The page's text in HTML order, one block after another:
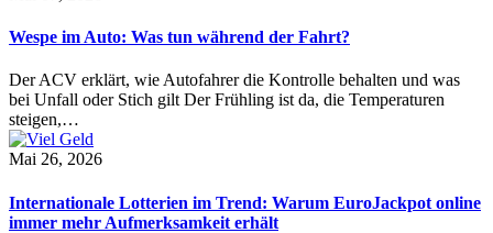
Wespe im Auto: Was tun während der Fahrt?
Der ACV erklärt, wie Autofahrer die Kontrolle behalten und was
bei Unfall oder Stich gilt Der Frühling ist da, die Temperaturen
steigen,…
Mai 26, 2026
Internationale Lotterien im Trend: Warum EuroJackpot online
immer mehr Aufmerksamkeit erhält